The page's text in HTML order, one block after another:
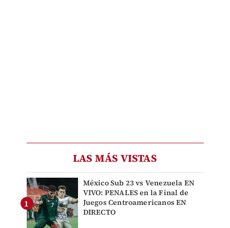
LAS MÁS VISTAS
México Sub 23 vs Venezuela EN
VIVO: PENALES en la Final de
Juegos Centroamericanos EN
DIRECTO